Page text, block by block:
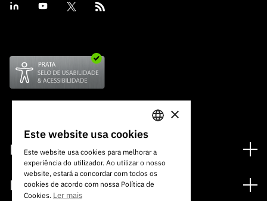
Financiamento
Programas de Financiamento
Internacional
Media
PORTUGUESE
ENGLISH
×
Este website usa cookies
Este website usa cookies para melhorar a
experiência do utilizador. Ao utilizar o nosso
website, estará a concordar com todos os
cookies de acordo com nossa Política de
Cookies. Ler mais